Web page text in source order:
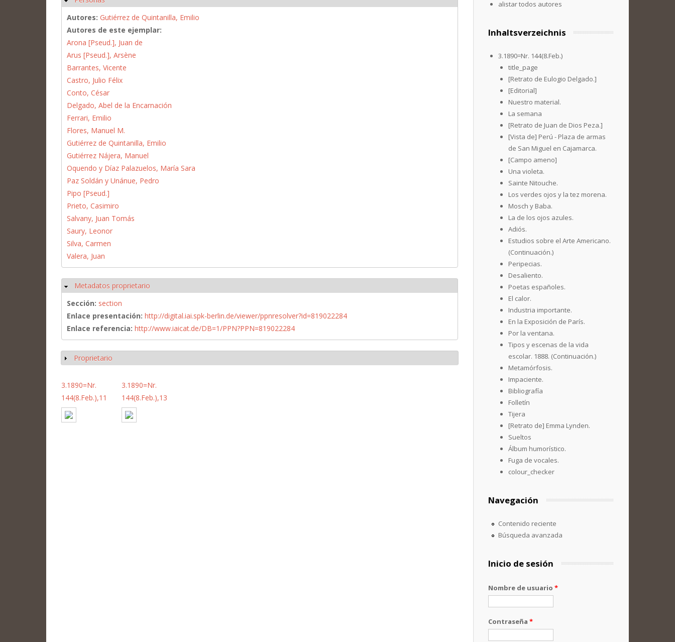
Autores: Gutiérrez de Quintanilla, Emilio
Autores de este ejemplar:
Arona [Pseud.], Juan de
Arus [Pseud.], Arsène
Barrantes, Vicente
Castro, Julio Félix
Conto, César
Delgado, Abel de la Encarnación
Ferrari, Emilio
Flores, Manuel M.
Gutiérrez de Quintanilla, Emilio
Gutiérrez Nájera, Manuel
Oquendo y Díaz Palazuelos, María Sara
Paz Soldán y Unánue, Pedro
Pipo [Pseud.]
Prieto, Casimiro
Salvany, Juan Tomás
Saury, Leonor
Silva, Carmen
Valera, Juan
Ocultar
Metadatos proprietario
Sección: section
Enlace presentación: http://digital.iai.spk-berlin.de/viewer/ppnresolver?id=819022284
Enlace referencia: http://www.iaicat.de/DB=1/PPN?PPN=819022284
Mostrar
Proprietario
3.1890=Nr.
144(8.Feb.),11
3.1890=Nr.
144(8.Feb.),13
alistar todos autores
Inhaltsverzeichnis
3.1890=Nr. 144(8.Feb.)
title_page
[Retrato de Eulogio Delgado.]
[Editorial]
Nuestro material.
La semana
[Retrato de Juan de Dios Peza.]
[Vista de] Perú - Plaza de armas
de San Miguel en Cajamarca.
[Campo ameno]
Una violeta.
Sainte Nitouche.
Los verdes ojos y la tez morena.
Mosch y Baba.
La de los ojos azules.
Adiós.
Estudios sobre el Arte Americano.
(Continuación.)
Peripecias.
Desaliento.
Poetas españoles.
El calor.
Industria importante.
En la Exposición de París.
Por la ventana.
Tipos y escenas de la vida
escolar. 1888. (Continuación.)
Metamórfosis.
Impaciente.
Bibliografía
Folletín
Tijera
[Retrato de] Emma Lynden.
Sueltos
Álbum humorístico.
Fuga de vocales.
colour_checker
Navegación
Contenido reciente
Búsqueda avanzada
Inicio de sesión
Nombre de usuario *
Contraseña *